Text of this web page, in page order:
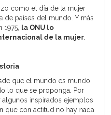
como el día de la mujer
de países del mundo. Y más
1975, la ONU lo
de la mujer.
que el mundo es mundo
lo que se proponga. Por
inspirados ejemplos
que con actitud no hay nada